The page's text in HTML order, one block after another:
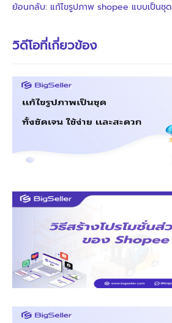
ย้อนกลับ: แก้ไขรูปภาพ shopee แบบเป็นชุด
วิดีโอที่เกี่ยวข้อง